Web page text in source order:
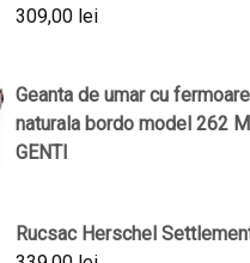
309,00 lei
Geanta de umar cu
naturala bordo model 262
GENTI
Rucsac Herschel